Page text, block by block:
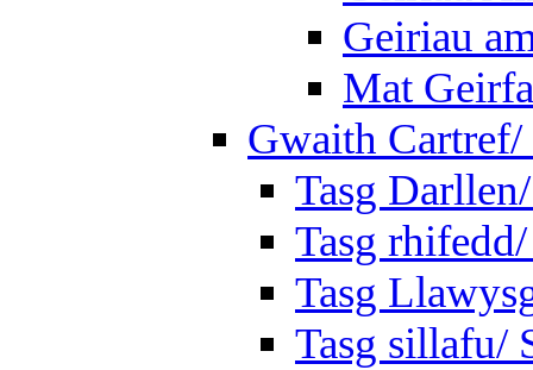
Geiriau
Mat
Gwaith
Tasg
Tasg
Tasg
Tasg sillafu/